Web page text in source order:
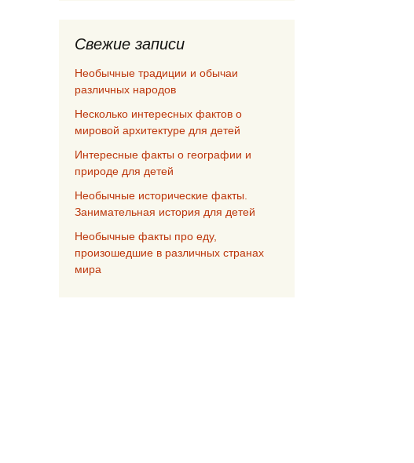
Свежие записи
Необычные традиции и обычаи
различных народов
Несколько интересных фактов о
мировой архитектуре для детей
Интересные факты о географии и
природе для детей
Необычные исторические факты.
Занимательная история для детей
Необычные факты про еду,
произошедшие в различных странах
мира